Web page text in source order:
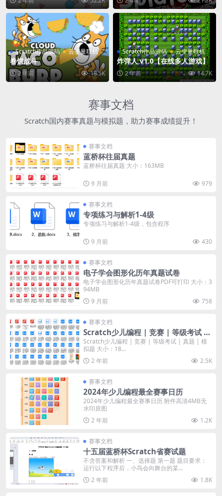
Scratch作品源码 云变量联机
卷饼战斗
2 年前 18.5K
Scratch作品源码 云变量联机
炸弹人 v1.0【在线多人游戏】
2 年前 14.7K
赛事文档
Scratch国内赛事真题与模拟题，助力赛事成绩提升！
赛事文档
蓝桥杯往届真题
蓝桥杯往届真题 大小：163MB
9 月前 979
赛事文档
专项练习与解析1-4级
专项练习与解析1-4级，包含程序
9 月前 430
赛事文档
电子学会图形化历年真题试卷
电子学会图形化历年真题试卷PDF可打印 大小：3
94MB
9 月前
758
赛事文档
Scratch少儿编程 | 竞赛 | 等级考试 |
真题 | 模拟题
Scratch少儿编程 | 竞赛 | 等级考试 | 真题 | 模
拟题 大小：18...
2 年前
2.5K
赛事文档
2024年少儿编程最全赛事日历
2024年少儿编程最全赛事日历 附件高清4MB无
水印原图
2 年前
1.2K
赛事文档
十五届蓝桥杯Scratch省赛试题
不含答案和解析 一、选择题 第一题 题目要求：
运行以下程序后，小鸟会向舞台的某...
2 年前
1.8K